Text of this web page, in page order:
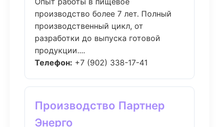
производство более 7 лет. Полный
производственный цикл, от
разработки до выпуска готовой
продукции....
Телефон: +7 (902) 338-17-41
Производство Партнер
Энерго